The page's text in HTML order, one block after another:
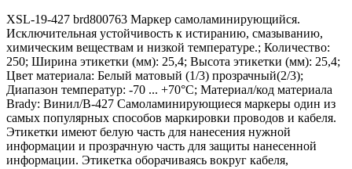
XSL-19-427 brd800763 Маркер самоламинирующийся.
Исключительная устойчивость к истиранию, смазыванию,
химическим веществам и низкой температуре.; Количество:
250; Ширина этикетки (мм): 25,4; Высота этикетки (мм): 25,4;
Цвет материала: Белый матовый (1/3) прозрачный(2/3);
Диапазон температур: -70 ... +70°С; Материал/код материала
Brady: Винил/В-427 Самоламинирующиеся маркеры один из
самых популярных способов маркировки проводов и кабеля.
Этикетки имеют белую часть для нанесения нужной
информации и прозрачную часть для защиты нанесенной
информации. Этикетка оборачиваясь вокруг кабеля,